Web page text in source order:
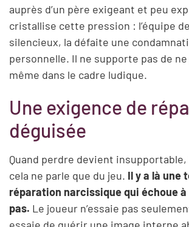
auprès d’un père exigeant et peu
cristallise cette pression : l’équipe
silencieux, la défaite une
personnelle. Il ne supporte pas de
même dans le cadre ludique.
Une exigence de
déguisée
Quand perdre devient
cela ne parle que du jeu. Il y a là une
réparation narcissique qui échoue
pas. Le joueur n’essaie pas